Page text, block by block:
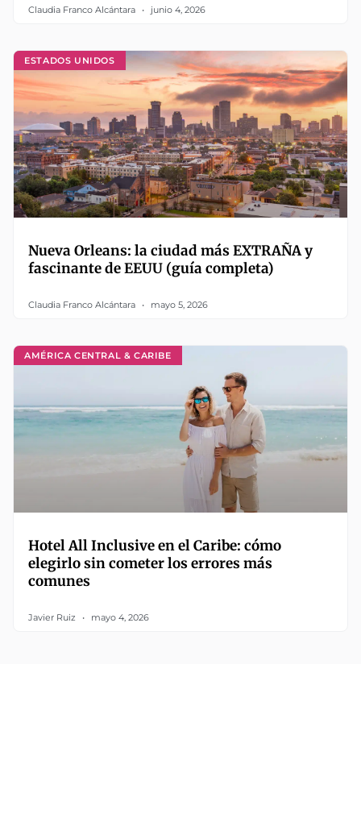
Claudia Franco Alcántara junio 4, 2026
ESTADOS UNIDOS
Nueva Orleans: la ciudad más EXTRAÑA y
fascinante de EEUU (guía completa)
Claudia Franco Alcántara mayo 5, 2026
AMÉRICA CENTRAL & CARIBE
Hotel All Inclusive en el Caribe: cómo
elegirlo sin cometer los errores más
comunes
Javier Ruiz mayo 4, 2026